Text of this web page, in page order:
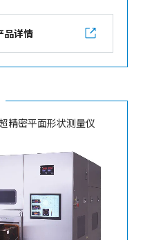
品详情
精密平面形状测量仪